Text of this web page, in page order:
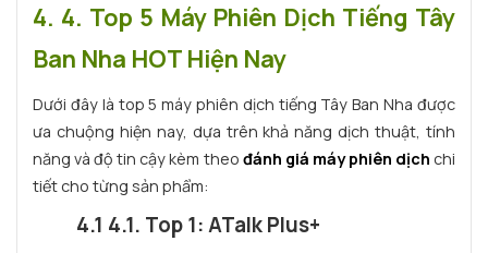
4. 4. Top 5 Máy Phiên Dịch Tiếng Tây
Ban Nha HOT Hiện Nay
Dưới đây là top 5 máy phiên dịch tiếng Tây Ban Nha được
ưa chuộng hiện nay, dựa trên khả năng dịch thuật, tính
năng và độ tin cậy kèm theo đánh giá máy phiên dịch chi
tiết cho từng sản phẩm:
4.1 4.1. Top 1: ATalk Plus+